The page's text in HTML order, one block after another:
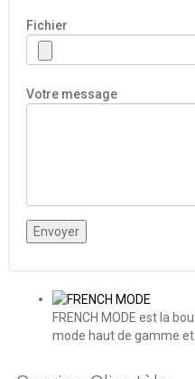
Fichier
Votre message
FRENCH MODE est la
mode haut de gamme